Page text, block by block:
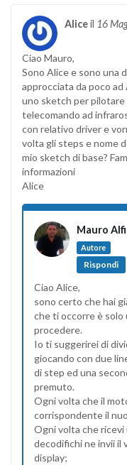
Aliceil 16
Ciao Mauro,
Sono Alice e sono una
approcciata da poco
uno sketch per pilotare
telecomando ad
con relativo driver e
volta gli steps e nome
mio sketch di base?
informazioni
Alice
Mauro
Autore
Rispondi
Ciao Alice,
sono certo che hai
che ti occorre è
procedere.
Io ti suggerirei di
giocando con due
di step ed una
premuto.
Ogni volta che il
corrispondente il
Ogni volta che ricevi
decodifichi ne invii il
display;